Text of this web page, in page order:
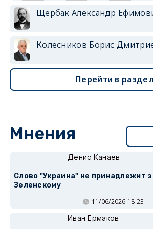
Щербак Александр
Колесников Борис
Перейти в раздел
Мнения
Денис Канаев
Слово "Украина" не принадлежит
Зеленскому
11/06/2026 18:23
Иван Ермаков